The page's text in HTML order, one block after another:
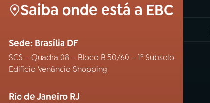
Saiba onde está a EBC
Sede: Brasília DF
SCS – Quadra 08 – Bloco B 50/60 – 1º Subsolo
Edifício Venâncio Shopping
Rio de Janeiro RJ